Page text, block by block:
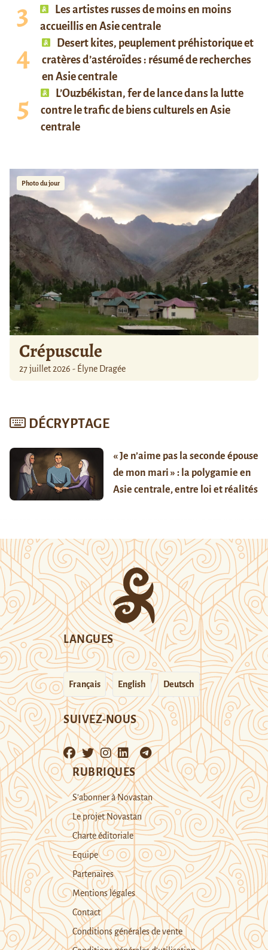
Les artistes russes de moins en moins
accueillis en Asie centrale
Desert kites, peuplement préhistorique et
cratères d’astéroïdes : résumé de recherches
en Asie centrale
L’Ouzbékistan, fer de lance dans la lutte
contre le trafic de biens culturels en Asie
centrale
Photo du jour
Crépuscule
27 juillet 2026 - Élyne Dragée
DÉCRYPTAGE
« Je n’aime pas la seconde épouse
de mon mari » : la polygamie en
Asie centrale, entre loi et réalités
LANGUES
Français English Deutsch
SUIVEZ-NOUS
RUBRIQUES
S’abonner à Novastan
Le projet Novastan
Charte éditoriale
Equipe
Partenaires
Mentions légales
Contact
Conditions générales de vente